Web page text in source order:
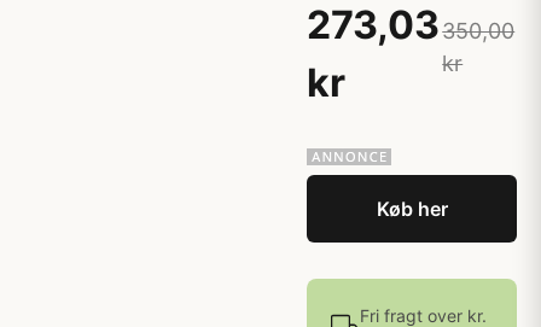
273,03
kr
350,00
kr
Køb her
Fri fragt over kr.